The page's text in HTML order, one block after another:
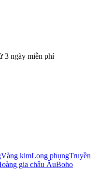
3 ngày miễn phí
Vàng kimLong phụngTruyền
gia châu ÂuBoho